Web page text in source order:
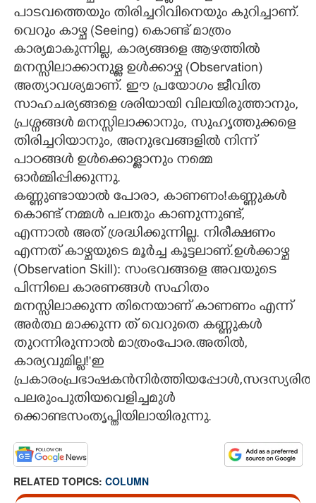
പാടവത്തെയും തിരിച്ചറിവിനെയും കുറിച്ചാണ്.
വെറും കാഴ്ച (Seeing) കൊണ്ട് മാത്രം
കാര്യമാകുന്നില്ല, കാര്യങ്ങളെ ആഴത്തിൽ
മനസ്സിലാക്കാനുള്ള ഉൾക്കാഴ്ച (Observation)
അത്യാവശ്യമാണ്. ഈ പ്രയോഗം ജീവിത
സാഹചര്യങ്ങളെ ശരിയായി വിലയിരുത്താനും,
പ്രശ്നങ്ങൾ മനസ്സിലാക്കാനും, സുഹൃത്തുക്കളെ
തിരിച്ചറിയാനും, അനുഭവങ്ങളിൽ നിന്ന്
പാഠങ്ങൾ ഉൾക്കൊള്ളാനും നമ്മെ
ഓർമ്മിപ്പിക്കുന്നു.
കണ്ണുണ്ടായാൽ പോരാ, കാണണം!കണ്ണുകൾ
കൊണ്ട് നമ്മൾ പലതും കാണുന്നുണ്ട്,
എന്നാൽ അത് ശ്രദ്ധിക്കുന്നില്ല. നിരീക്ഷണം
എന്നത് കാഴ്ചയുടെ മൂർച്ച കൂട്ടലാണ്.ഉൾക്കാഴ്ച
(Observation Skill): സംഭവങ്ങളെ അവയുടെ
പിന്നിലെ കാരണങ്ങൾ സഹിതം
മനസ്സിലാക്കുന്ന തിനെയാണ് കാണണം എന്ന്
അർത്ഥ മാക്കുന്ന ത് വെറുതെ കണ്ണുകൾ
തുറന്നിരുന്നാൽ മാത്രംപോര.അതിൽ,
കാര്യവുമില്ല!"ഇ
പ്രകാരംപ്രഭാഷകൻനിർത്തിയപ്പോൾ,സദസ്യരിൽ
പലരുംപുതിയവെളിച്ചമുൾ
ക്കൊണ്ടസംതൃപ്തിയിലായിരുന്നു.
RELATED TOPICS: COLUMN